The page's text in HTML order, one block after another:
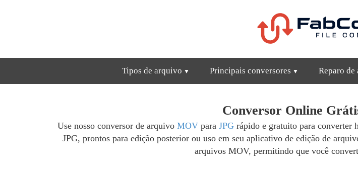
Tipos de arquivo Principais conversores Reparo de
Conversor Online
Use nosso conversor de arquivo MOVpara JPGrápido e gratuito para converter
JPG, prontos para edição posterior ou uso em seu aplicativo de edição de
arquivos MOV, permitindo que você